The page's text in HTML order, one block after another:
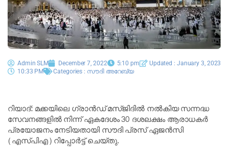
Admin SLM December 7, 2022 5:10 pm
Updated : January 3, 2023
10:33 PM
Categories : സൗദി അറേബ്യ
റിയാദ്: മക്കയിലെ ഗ്രാൻഡ് മസ്ജിദിൽ നൽകിയ സന്നദ്ധ
സേവനങ്ങളിൽ നിന്ന് ഏകദേശം 30 ദശലക്ഷം ആരാധകർ
പ്രയോജനം നേടിയതായി സൗദി പ്രസ് ഏജൻസി
(എസ്പിഎ) റിപ്പോർട്ട് ചെയ്തു.